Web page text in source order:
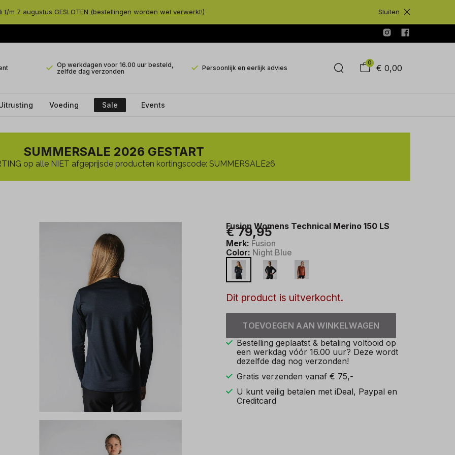
m 7 augustus GESLOTEN (bestellingen worden wel verwerkt!) Sluiten
Op werkdagen voor 16.00 uur besteld,
zelfde dag verzonden
Persoonlijk en eerlijk advies
0
€ 0,00
Voeding Sale Events
SUMMERSALE 2026 GESTART
op alle NIET afgeprijsde producten kortingscode: SUMMERSALE26
Fusion Womens Technical Merino 150 LS
€ 79,95
Merk: Fusion
Color: Night Blue
Dit product is uitverkocht.
TOEVOEGEN AAN WINKELWAGEN
Bestelling geplaatst & betaling voltooid op
een werkdag vóór 16.00 uur? Deze wordt
dezelfde dag nog verzonden!
Gratis verzenden vanaf € 75,-
U kunt veilig betalen met iDeal, Paypal en
Creditcard